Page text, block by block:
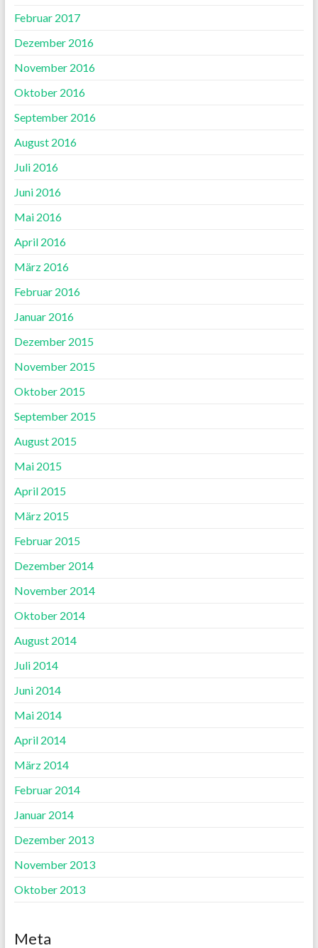
Februar 2017
Dezember 2016
November 2016
Oktober 2016
September 2016
August 2016
Juli 2016
Juni 2016
Mai 2016
April 2016
März 2016
Februar 2016
Januar 2016
Dezember 2015
November 2015
Oktober 2015
September 2015
August 2015
Mai 2015
April 2015
März 2015
Februar 2015
Dezember 2014
November 2014
Oktober 2014
August 2014
Juli 2014
Juni 2014
Mai 2014
April 2014
März 2014
Februar 2014
Januar 2014
Dezember 2013
November 2013
Oktober 2013
Meta